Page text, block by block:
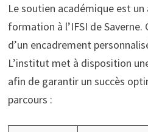
Le soutien académique est un
formation à l’IFSI de
d’un encadrement
L’institut met à disposition
afin de garantir un succès
parcours :